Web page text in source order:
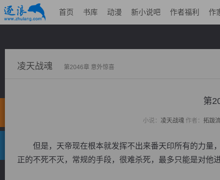
首页 书库 动漫 新小说吧 作者福利 作
凌天战魂 第2046章 意外惊喜
第
小说： 凌天战魂作者： 拓跋
但是，天帝现在根本就发挥不出来番天印所有的力量
正的不死不灭，常规的手段，很难杀死，最多只能是对他